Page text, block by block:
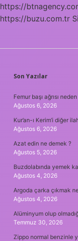
https://
https://buzu.com.tr
Son Yazılar
Femur başı ağrısı
Ağustos 6, 2026
Kur’an-ı Kerim’i diğer
Ağustos 6, 2026
Azat edin ne demek ?
Ağustos 5, 2026
Buzdolabında yemek
Ağustos 4, 2026
Argoda çarka çıkmak
Ağustos 4, 2026
Alüminyum olup
Temmuz 30, 2026
Zippo normal benzinle